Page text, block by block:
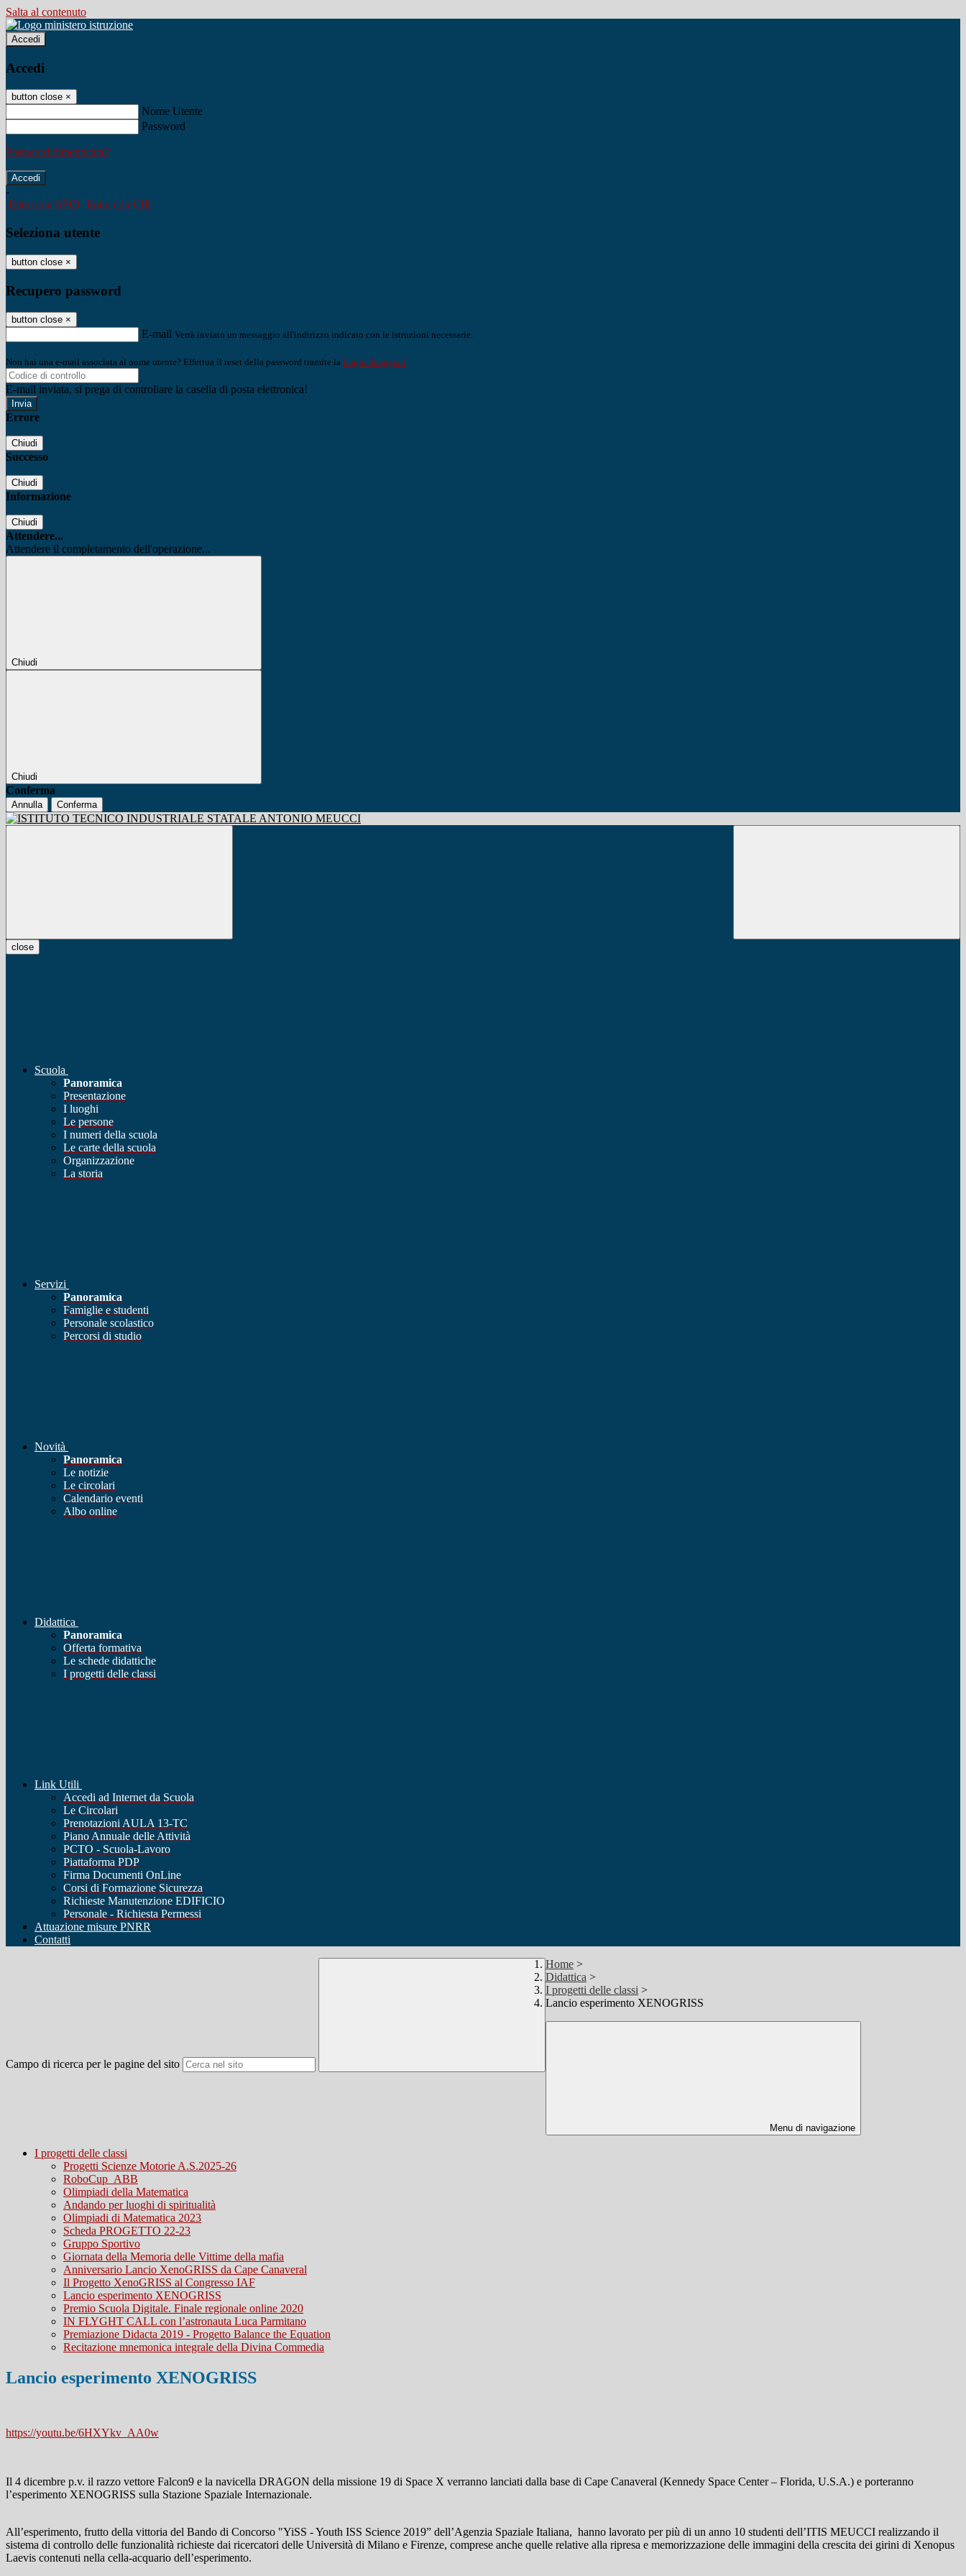
Salta al contenuto
Accedi
Accedi
button close ×
Nome Utente
Password
Password dimenticata?
-
Entra con SPID Entra con CIE
Seleziona utente
button close ×
Recupero password
button close ×
E-mail Verrà inviato un messaggio all'indirizzo indicato con le istruzioni necessarie.
Non hai una e-mail associata al nome utente? Effettua il reset della password tramite la Login Spaggiari
E-mail inviata, si prega di controllare la casella di posta elettronica!
Errore
Chiudi
Successo
Chiudi
Informazione
Chiudi
Attendere...
Attendere il completamento dell'operazione...
Chiudi
Chiudi
Conferma
Annulla Conferma
close
Scuola
Panoramica
Presentazione
I luoghi
Le persone
I numeri della scuola
Le carte della scuola
Organizzazione
La storia
Servizi
Panoramica
Famiglie e studenti
Personale scolastico
Percorsi di studio
Novità
Panoramica
Le notizie
Le circolari
Calendario eventi
Albo online
Didattica
Panoramica
Offerta formativa
Le schede didattiche
I progetti delle classi
Link Utili
Accedi ad Internet da Scuola
Le Circolari
Prenotazioni AULA 13-TC
Piano Annuale delle Attività
PCTO - Scuola-Lavoro
Piattaforma PDP
Firma Documenti OnLine
Corsi di Formazione Sicurezza
Richieste Manutenzione EDIFICIO
Personale - Richiesta Permessi
Attuazione misure PNRR
Contatti
Campo di ricerca per le pagine del sito
Home >
Didattica >
I progetti delle classi >
Lancio esperimento XENOGRISS
Menu di navigazione
I progetti delle classi
Progetti Scienze Motorie A.S.2025-26
RoboCup_ABB
Olimpiadi della Matematica
Andando per luoghi di spiritualità
Olimpiadi di Matematica 2023
Scheda PROGETTO 22-23
Gruppo Sportivo
Giornata della Memoria delle Vittime della mafia
Anniversario Lancio XenoGRISS da Cape Canaveral
Il Progetto XenoGRISS al Congresso IAF
Lancio esperimento XENOGRISS
Premio Scuola Digitale. Finale regionale online 2020
IN FLYGHT CALL con l’astronauta Luca Parmitano
Premiazione Didacta 2019 - Progetto Balance the Equation
Recitazione mnemonica integrale della Divina Commedia
Lancio esperimento XENOGRISS
https://youtu.be/6HXYkv_AA0w
Il 4 dicembre p.v. il razzo vettore Falcon9 e la navicella DRAGON della missione 19 di Space X verranno lanciati dalla base di Cape Canaveral (Kennedy Space Center – Florida, U.S.A.) e porteranno
l’esperimento XENOGRISS sulla Stazione Spaziale Internazionale.
All’esperimento, frutto della vittoria del Bando di Concorso "YiSS - Youth ISS Science 2019” dell’Agenzia Spaziale Italiana, hanno lavorato per più di un anno 10 studenti dell’ITIS MEUCCI realizzando il
sistema di controllo delle funzionalità richieste dai ricercatori delle Università di Milano e Firenze, comprese anche quelle relative alla ripresa e memorizzazione delle immagini della crescita dei girini di Xenopus
Laevis contenuti nella cella-acquario dell’esperimento.